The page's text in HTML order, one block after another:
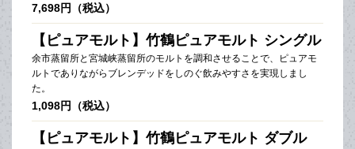
7,698円（税込）
【ピュアモルト】竹鶴ピュアモルト シングル
余市蒸留所と宮城峡蒸留所のモルトを調和させることで、ピュアモ
ルトでありながらブレンデッドをしのぐ飲みやすさを実現しまし
た。
1,098円（税込）
【ピュアモルト】竹鶴ピュアモルト ダブル